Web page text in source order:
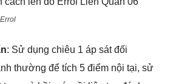
: Sử dụng chiêu 1 áp sát đối
thường để tích 5 điểm nội tại, sử